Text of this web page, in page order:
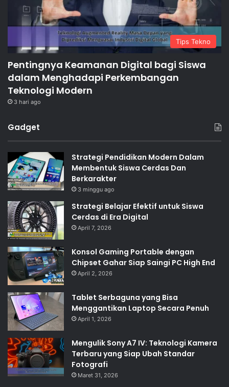
Tips Tekno
Pentingnya Keamanan Digital bagi Siswa
dalam Menghadapi Perkembangan
Teknologi Modern
3 hari ago
Gadget
Strategi Pendidikan Modern Dalam
Membentuk Siswa Cerdas Dan
Berkarakter
3 minggu ago
Strategi Belajar Efektif untuk Siswa
Cerdas di Era Digital
April 7, 2026
Konsol Gaming Portable dengan
Chipset Gahar Siap Saingi PC High End
April 2, 2026
Tablet Serbaguna yang Bisa
Menggantikan Laptop Secara Penuh
April 1, 2026
Mengulik Sony A7 IV: Teknologi Kamera
Terbaru yang Siap Ubah Standar
Fotografi
Maret 31, 2026